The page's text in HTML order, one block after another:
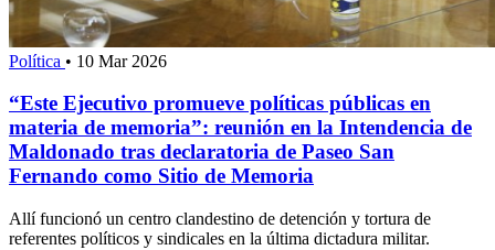
Política • 10 Mar 2026
“Este Ejecutivo promueve políticas públicas en
materia de memoria”: reunión en la Intendencia de
Maldonado tras declaratoria de Paseo San
Fernando como Sitio de Memoria
Allí funcionó un centro clandestino de detención y tortura de
referentes políticos y sindicales en la última dictadura militar.